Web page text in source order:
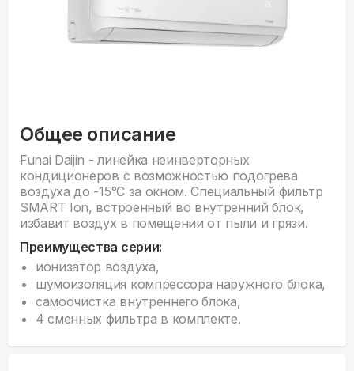
Общее описание
Funai Daijin - линейка неинверторных
кондиционеров с возможностью подогрева
воздуха до -15°С за окном. Специальный фильтр
SMART Ion, встроенный во внутренний блок,
избавит воздух в помещении от пыли и грязи.
Преимущества серии:
ионизатор воздуха,
шумоизоляция компрессора наружного блока,
самоочистка внутреннего блока,
4 сменных фильтра в комплекте.